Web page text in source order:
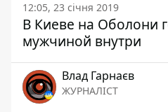
12:05, 23 січня 2019
В Киеве на Оболони
мужчиной внутри
Влад Гарнаєв
ЖУРНАЛІСТ